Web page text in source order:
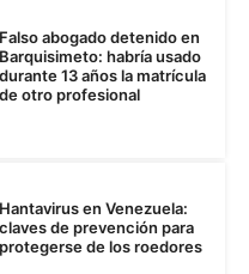
Falso abogado detenido en
Barquisimeto: habría usado
durante 13 años la matrícula
de otro profesional
Hantavirus en Venezuela:
claves de prevención para
protegerse de los roedores